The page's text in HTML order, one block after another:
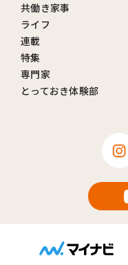
共働き家事
ライフ
連載
特集
専門家
とっておき体験部